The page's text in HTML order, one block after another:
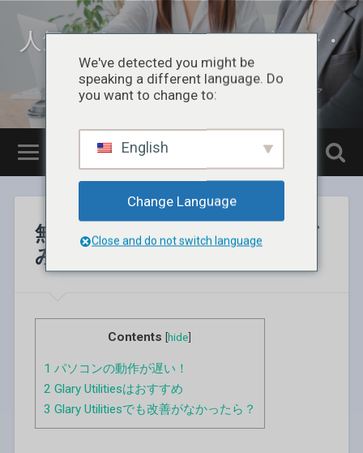
人気フリーソフトのレビュー・
まとめ
無料のソフトやアプリをお届けるするITメディア
無料で Glary Utilities を使って
みよう
Contents [hide]
1 パソコンの動作が遅い！
2 Glary Utilitiesはおすすめ
3 Glary Utilitiesでも改善がなかったら？
We've detected you might be
speaking a different language. Do
you want to change to:
English
Change Language
Close and do not switch language